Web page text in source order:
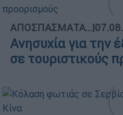
ΑΠΟΣΠΑΣΜΑΤΑ...|
Ανησυχία για την
σε τουριστικούς